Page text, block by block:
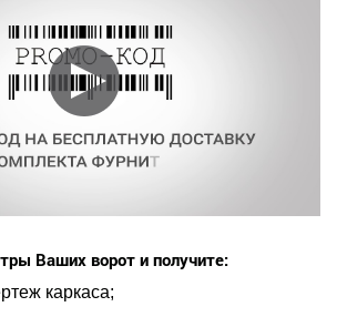
Ваших ворот и получите:
каркаса;